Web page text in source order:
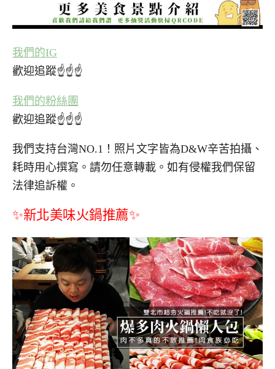
我們的IG
歡迎追蹤☝☝☝
我們的粉絲團
歡迎追蹤☝☝☝
我們支持台灣NO.1！照片文字皆為D&W辛苦拍攝、
耗時用心撰寫。請勿任意轉載。如有侵權我們保留
法律追訴權。
✨新北美味火鍋推薦✨